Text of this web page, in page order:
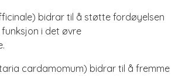
bidrar til å støtte fordøyelsen
i det øvre
cardamomum) bidrar til å fremme